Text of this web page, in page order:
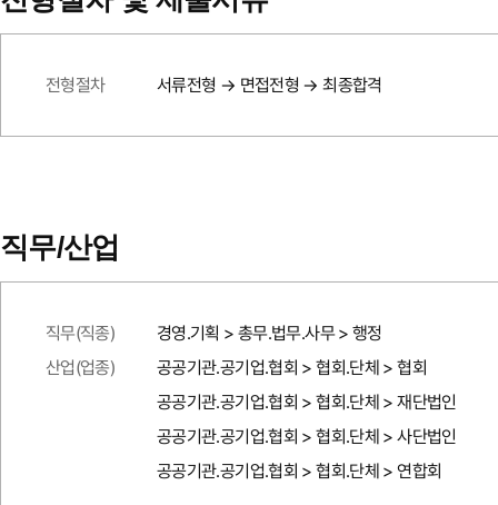
전형절차 서류전형 → 면접전형 → 최종합격
직무/산업
직무(직종)
경영.기획 > 총무.법무.사무 > 행정
산업(업종)
공공기관.공기업.협회 > 협회.단체 > 협회
공공기관.공기업.협회 > 협회.단체 > 재단법인
공공기관.공기업.협회 > 협회.단체 > 사단법인
공공기관.공기업.협회 > 협회.단체 > 연합회